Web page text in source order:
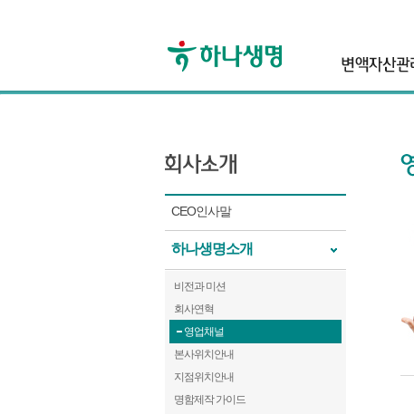
CEO인사말
하나생명소개
비전과 미션
회사연혁
영업채널
본사위치안내
지점위치안내
명함제작 가이드